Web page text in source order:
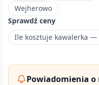
Wejherowo
Sprawdź ceny
Ile kosztuje kawalerka —
Powiadomienia